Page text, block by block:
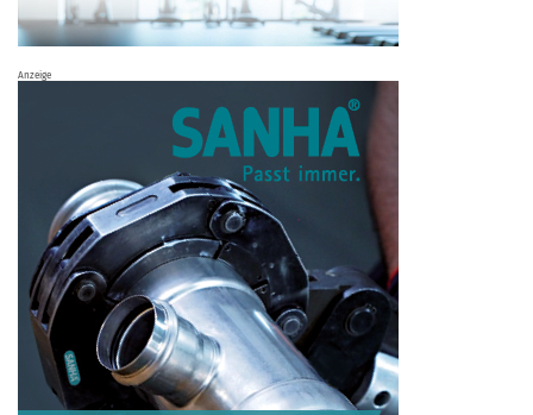
Anzeige